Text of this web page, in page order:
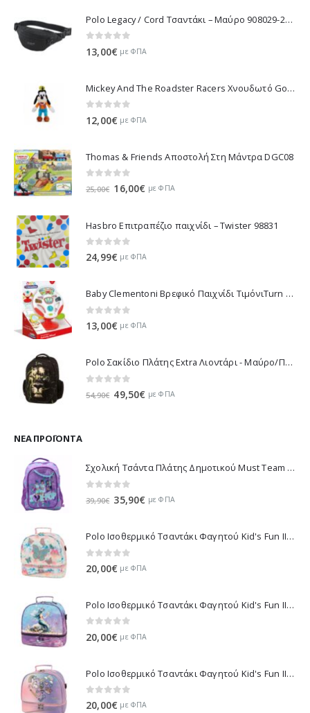
Polo Legacy / Cord Τσαντάκι – Μαύρο 908029-2000 2022
13,00€ με ΦΠΑ
Mickey And The Roadster Racers Χνουδωτό Goofy 25 εκ 1607-01691
12,00€ με ΦΠΑ
Thomas & Friends Αποστολή Στη Μάντρα DGC08
out of 5
25,00€ Original
25,00€.
16,00€ Η
είναι:
με ΦΠΑ
Hasbro Επιτραπέζιο παιχνίδι – Twister 98831
0 out of 5
24,99€ με ΦΠΑ
Baby Clementoni Βρεφικό Παιχνίδι ΤιμόνιΤurn Αnd Drive Activity Wheel - 1000-17241
0out of 5
13,00€ με ΦΠΑ
Polo Σακίδιο Πλάτης Extra Λιοντάρι - Μαύρο/Πράσινο 901032-8188 2023
out of 5
54,90€ Original
49,50€ Ημε ΦΠΑ
ΝΈΑ ΠΡΟΪΌΝΤΑ
Σχολική Τσάντα Πλάτης Δημοτικού Must Team K-Pop - Μωβ 000587781 2026
out of 5
39,90€ Original
39,90€.
35,90€ Η
είναι:
με ΦΠΑ
Polo Ισοθερμικό Τσαντάκι Φαγητού Kid's Fun II - Πολύχρωμο 971003-8419 2026
20,00€ με ΦΠΑ
Polo Ισοθερμικό Τσαντάκι Φαγητού Kid's Fun II - Πολύχρωμο 971003-8426 2026
20,00€ με ΦΠΑ
Polo Ισοθερμικό Τσαντάκι Φαγητού Kid's Fun II - Μωβ 971003-8420 2026
0 out of 5
20,00€ με ΦΠΑ